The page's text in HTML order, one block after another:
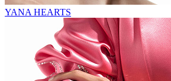
YANA HEARTS